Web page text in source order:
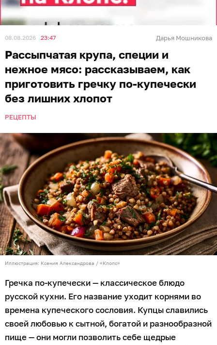
08.08.2026 23:47 Дарья Мошникова
Рассыпчатая крупа, специи и
нежное мясо: рассказываем, как
приготовить гречку по-купечески
без лишних хлопот
РЕЦЕПТЫ
Иллюстрация: Ксения Александрова / «Клопс»
Гречка по-купечески — классическое блюдо
русской кухни. Его название уходит корнями во
времена купеческого сословия. Купцы славились
своей любовью к сытной, богатой и разнообразной
пище — они могли позволить себе щедрые